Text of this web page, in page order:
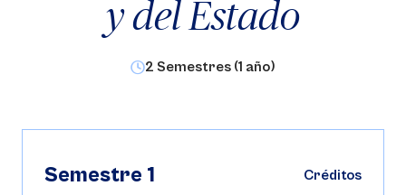
y del Estado
2 Semestres (1 año)
Semestre 1 Créditos